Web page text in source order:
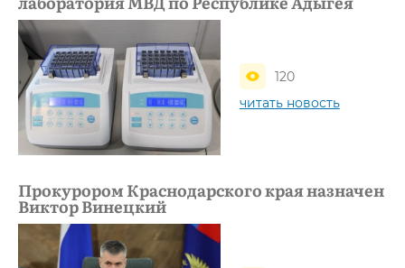
120
читать новость
Прокурором Краснодарского края назначен
Виктор Винецкий